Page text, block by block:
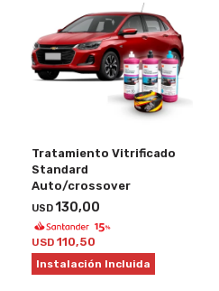
Tratamiento Vitrificado
Standard
Auto/crossover
USD130,00
USD 110,50
Instalación Incluida